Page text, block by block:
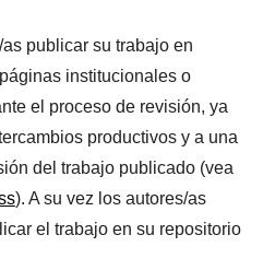
publicar su trabajo en
institucionales o
el proceso de revisión, ya
productivos y a una
del trabajo publicado (vea
). A su vez los autores/as
el trabajo en su repositorio